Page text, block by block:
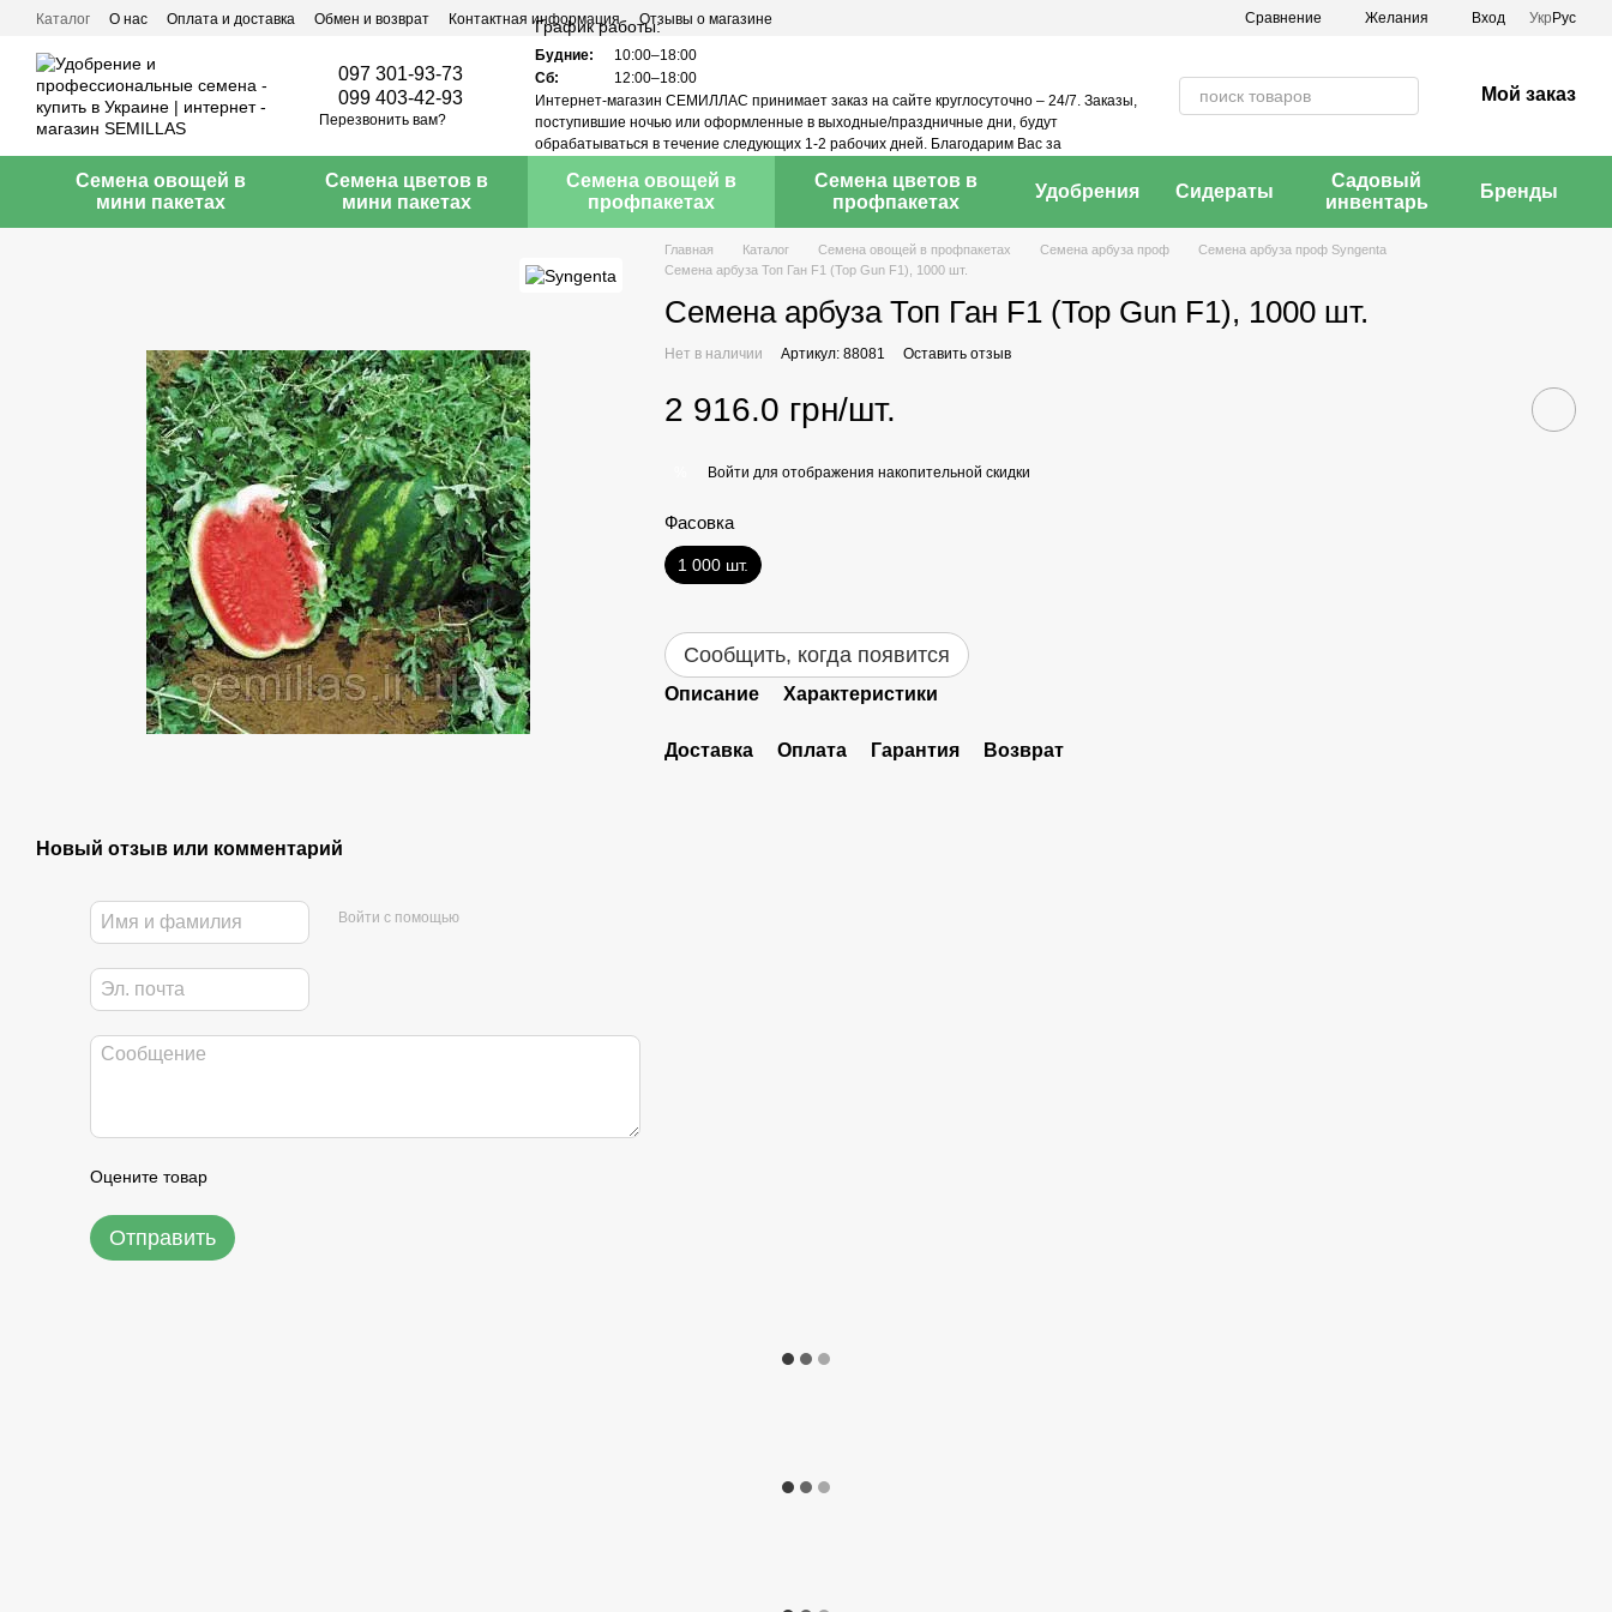
Перейти к основному контенту
Каталог О нас Оплата и доставка Обмен и возврат Контактная информация Отзывы о магазине Сравнение Желания Вход Укр Рус
097 301-93-73
099 403-42-93
Перезвонить вам?
График работы:
Будние:
10:00–18:00
Сб:
12:00–18:00
Интернет-магазин СЕМИЛЛАС принимает заказ на сайте круглосуточно – 24/7. Заказы,
поступившие ночью или оформленные в выходные/праздничные дни, будут
обрабатываться в течение следующих 1-2 рабочих дней. Благодарим Вас за
Мой заказ
Семена овощей в
мини пакетах
Семена цветов в
мини пакетах
Семена овощей в
профпакетах
Семена цветов в
профпакетах
Удобрения Сидераты
Садовый
инвентарь
Бренды
Новый отзыв или комментарий
Войти с помощью
Оцените товар
Отправить
Главная Каталог Семена овощей в профпакетах Семена арбуза проф
Семена арбуза проф Syngenta
Семена арбуза Топ Ган F1 (Top Gun F1), 1000 шт.
Семена арбуза Топ Ган F1 (Top Gun F1), 1000 шт.
Нет в наличии Артикул: 88081 Оставить отзыв
2 916.0 грн/шт.
Войти для отображения накопительной скидки
Фасовка
1 000 шт.
Сообщить, когда появится
Описание Характеристики
Доставка Оплата Гарантия Возврат